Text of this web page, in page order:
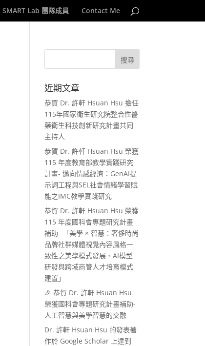
SMART Lab 團隊成員 Contact Me
近期文章
恭賀 Dr. 許軒 Hsuan Hsu 擔任
115年國家衛生研究院整合性醫
藥衛生科技創新研究計畫共同
主持人
恭賀 Dr. 許軒 Hsuan Hsu 榮獲
115 年度教育部教學實踐研究
計畫- 邁向情感經濟：GenAI提
示詞工程與SEL社會情緒學習賦
能之IMC教學實踐研究
恭賀 Dr. 許軒 Hsuan Hsu 榮獲
115 年度國科會專題研究計畫
補助- 「美學 × 智慧：奢侈時尚
品牌社群媒體視覺內容風格一
致性之美學模式發展、AI模型
研發與跨域商管人才培育模式
建置」
🎉 恭賀 Dr. 許軒 Hsuan Hsu
榮獲國科會專題研究計畫補助-
人工智慧與美學智慧的交融
Dr. 許軒 Hsuan Hsu 的發表著
作於 Google Scholar 上達到